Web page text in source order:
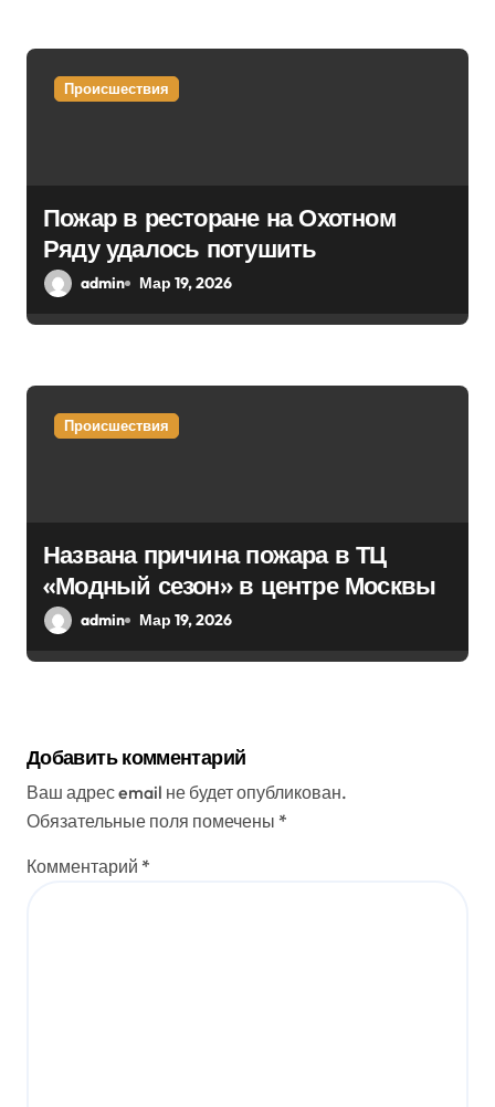
я
Происшествия
Пожар в ресторане на Охотном
Ряду удалось потушить
admin Мар 19, 2026
Происшествия
Названа причина пожара в ТЦ
«Модный сезон» в центре Москвы
admin Мар 19, 2026
Добавить комментарий
Ваш адрес email не будет опубликован.
Обязательные поля помечены *
Комментарий *